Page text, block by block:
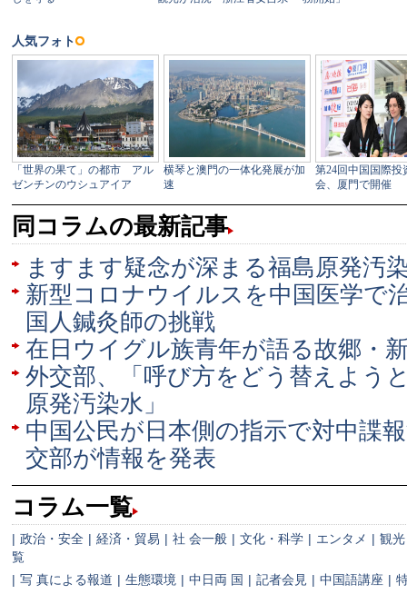
同コラムの最新記事
ますます疑念が深まる福島原発汚
新型コロナウイルスを中国医学で
国人鍼灸師の挑戦
在日ウイグル族青年が語る故郷・
外交部、「呼び方をどう替えよう
原発汚染水」
中国公民が日本側の指示で対中諜
交部が情報を発表
コラム一覧
| 政治・安全 | 経済・貿易 | 社 会一般 | 文化・科学 | エンタメ | 観光
覧
| 写 真による報道 | 生態環境 | 中日両 国 | 記者会見 | 中国語講座 |